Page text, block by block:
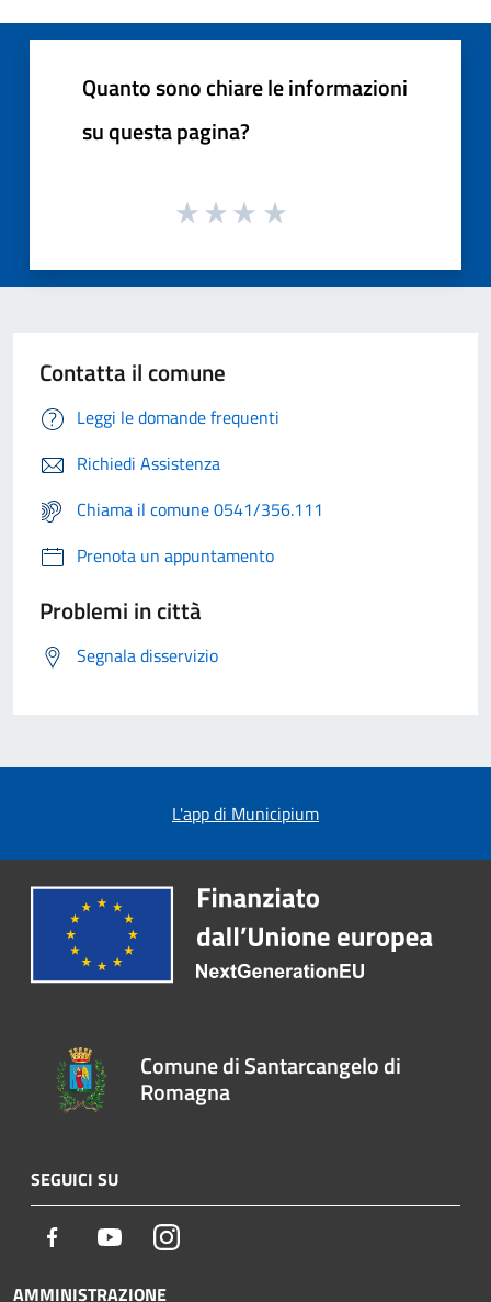
Quanto sono chiare le informazioni
su questa pagina?
Contatta il comune
Leggi le domande frequenti
Richiedi Assistenza
Chiama il comune 0541/356.111
Prenota un appuntamento
Problemi in città
Segnala disservizio
L'app di Municipium
Comune di Santarcangelo di
Romagna
SEGUICI SU
Facebook YoutubeInstagram
AMMINISTRAZIONE